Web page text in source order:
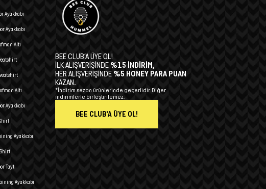
Ayakkabı
Ayakkabı
Altı
Altı
Ayakkabı
Ayakkabı
Shirt
Tayt
Ayakkabı
BEE CLUB’A ÜYE OL!
İLK ALIŞVERİŞİNDE %15 İNDİRİM,
HER ALIŞVERİŞİNDE %5 HONEY PARA PUAN
KAZAN.
*İndirim sezon ürünlerinde geçerlidir. Diğer
indirimlerle birleştirilemez.
BEE CLUB'A ÜYE OL!